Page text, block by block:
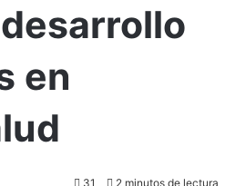
en
31 2 minutos de lectura